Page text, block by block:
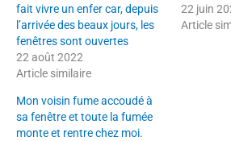
fait vivre un enfer car, depuis
l’arrivée des beaux jours, les
fenêtres sont ouvertes
22 août 2022
Article similaire
22 juin
Article
Mon voisin fume accoudé à
sa fenêtre et toute la fumée
monte et rentre chez moi.